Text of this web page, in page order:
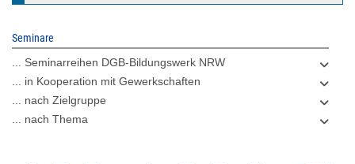
Seminare
... Seminarreihen DGB-Bildungswerk NRW
... in Kooperation mit Gewerkschaften
... nach Zielgruppe
... nach Thema